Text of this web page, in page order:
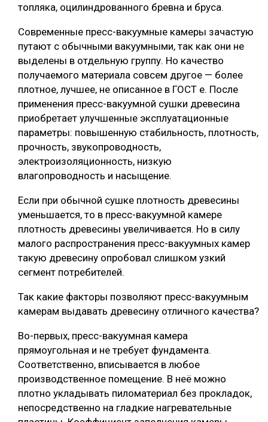
топляка, оцилиндрованного бревна и бруса.
Современные пресс-вакуумные камеры зачастую
путают с обычными вакуумными, так как они не
выделены в отдельную группу. Но качество
получаемого материала совсем другое — более
плотное, лучшее, не описанное в ГОСТ е. После
применения пресс-вакуумной сушки древесина
приобретает улучшенные эксплуатационные
параметры: повышенную стабильность, плотность,
прочность, звукопроводность,
электроизоляционность, низкую
влагопроводность и насыщение.
Если при обычной сушке плотность древесины
уменьшается, то в пресс-вакуумной камере
плотность древесины увеличивается. Но в силу
малого распространения пресс-вакуумных камер
такую древесину опробовал слишком узкий
сегмент потребителей.
Так какие факторы позволяют пресс-вакуумным
камерам выдавать древесину отличного качества?
Во-первых, пресс-вакуумная камера
прямоугольная и не требует фундамента.
Соответственно, вписывается в любое
производственное помещение. В неё можно
плотно укладывать пиломатериал без прокладок,
непосредственно на гладкие нагревательные